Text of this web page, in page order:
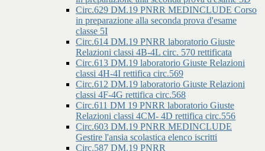
Circ.629 DM.19 PNRR MEDINCLUDE Corso
in preparazione alla seconda prova d'esame
classe 5I
Circ.614 DM.19 PNRR laboratorio Giuste
Relazioni classi 4B-4L circ. 570 rettificata
Circ.613 DM.19 laboratorio Giuste Relazioni
classi 4H-4I rettifica circ.569
Circ.612 DM.19 laboratorio Giuste Relazioni
classi 4F-4G rettifica circ.568
Circ.611 DM 19 PNRR laboratorio Giuste
Relazioni classi 4CM- 4D rettifica circ.556
Circ.603 DM.19 PNRR MEDINCLUDE
Gestire l'ansia scolastica elenco iscritti
Circ.587 DM.19 PNRR